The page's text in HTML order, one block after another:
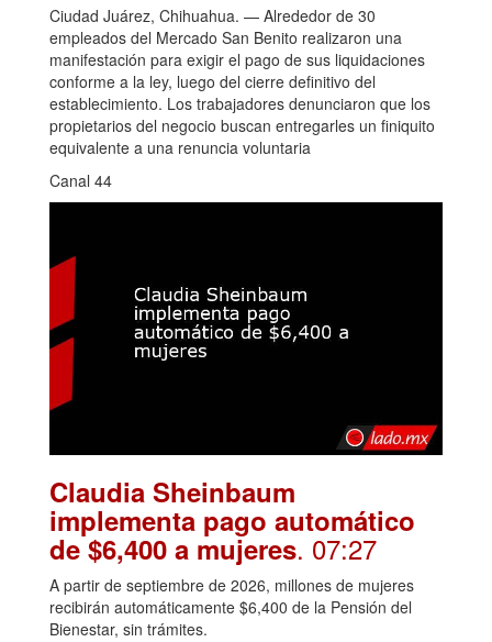
Ciudad Juárez, Chihuahua. — Alrededor de 30
empleados del Mercado San Benito realizaron una
manifestación para exigir el pago de sus liquidaciones
conforme a la ley, luego del cierre definitivo del
establecimiento. Los trabajadores denunciaron que los
propietarios del negocio buscan entregarles un finiquito
equivalente a una renuncia voluntaria
Canal 44
Claudia Sheinbaum
implementa pago automático
de $6,400 a mujeres. 07:27
A partir de septiembre de 2026, millones de mujeres
recibirán automáticamente $6,400 de la Pensión del
Bienestar, sin trámites.